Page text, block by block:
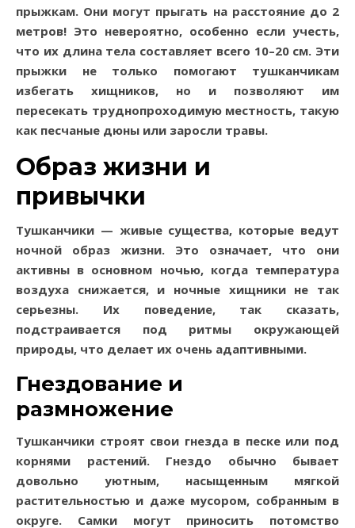
прыжкам. Они могут прыгать на расстояние до 2
метров! Это невероятно, особенно если учесть,
что их длина тела составляет всего 10–20 см. Эти
прыжки не только помогают тушканчикам
избегать хищников, но и позволяют им
пересекать труднопроходимую местность, такую
как песчаные дюны или заросли травы.
Образ жизни и
привычки
Тушканчики — живые существа, которые ведут
ночной образ жизни. Это означает, что они
активны в основном ночью, когда температура
воздуха снижается, и ночные хищники не так
серьезны. Их поведение, так сказать,
подстраивается под ритмы окружающей
природы, что делает их очень адаптивными.
Гнездование и
размножение
Тушканчики строят свои гнезда в песке или под
корнями растений. Гнездо обычно бывает
довольно уютным, насыщенным мягкой
растительностью и даже мусором, собранным в
округе. Самки могут приносить потомство